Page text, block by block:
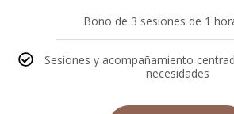
Bono de 3 sesiones de 1
Sesiones y acompañamiento
necesidades